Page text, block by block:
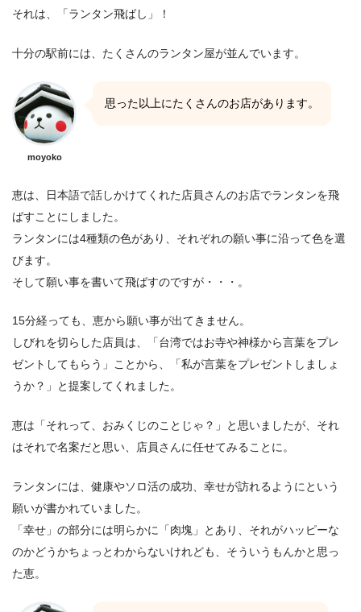
それは、「ランタン飛ばし」！
十分の駅前には、たくさんのランタン屋が並んでいます。
moyoko
思った以上にたくさんのお店があります。
恵は、日本語で話しかけてくれた店員さんのお店でランタンを飛
ばすことにしました。
ランタンには4種類の色があり、それぞれの願い事に沿って色を選
びます。
そして願い事を書いて飛ばすのですが・・・。
15分経っても、恵から願い事が出てきません。
しびれを切らした店員は、「台湾ではお寺や神様から言葉をプレ
ゼントしてもらう」ことから、「私が言葉をプレゼントしましょ
うか？」と提案してくれました。
恵は「それって、おみくじのことじゃ？」と思いましたが、それ
はそれで名案だと思い、店員さんに任せてみることに。
ランタンには、健康やソロ活の成功、幸せが訪れるようにという
願いが書かれていました。
「幸せ」の部分には明らかに「肉塊」とあり、それがハッピーな
のかどうかちょっとわからないけれども、そういうもんかと思っ
た恵。